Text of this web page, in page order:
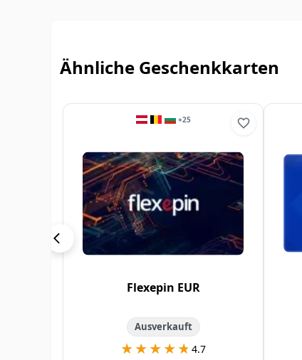
Ähnliche Geschenkkarten
+25
Flexepin EUR
Ausverkauft
★★★★★
★★★★★ 4.7